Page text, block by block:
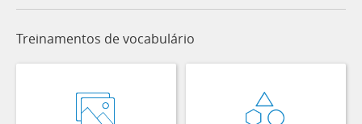
Treinamentos de vocabulário